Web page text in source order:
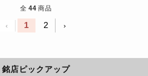
全 44 商品
‹ 1 2 ›
銘店ピックアップ